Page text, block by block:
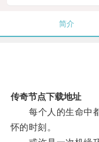
简介
传奇节点下载地址
每个人的生命中都
怀的时刻。